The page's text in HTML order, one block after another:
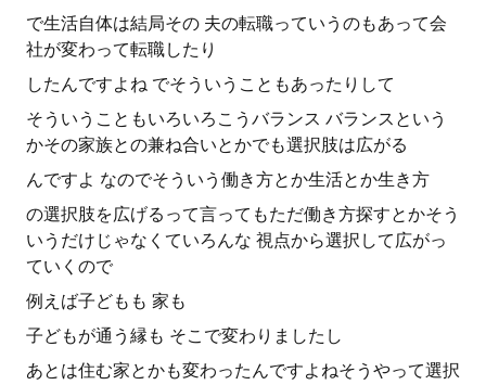
で生活自体は結局その 夫の転職っていうのもあって会
社が変わって転職したり
したんですよね でそういうこともあったりして
そういうこともいろいろこうバランス バランスという
かその家族との兼ね合いとかでも選択肢は広がる
んですよ なのでそういう働き方とか生活とか生き方
の選択肢を広げるって言ってもただ働き方探すとかそう
いうだけじゃなくていろんな 視点から選択して広がっ
ていくので
例えば子どもも 家も
子どもが通う縁も そこで変わりましたし
あとは住む家とかも変わったんですよねそうやって選択